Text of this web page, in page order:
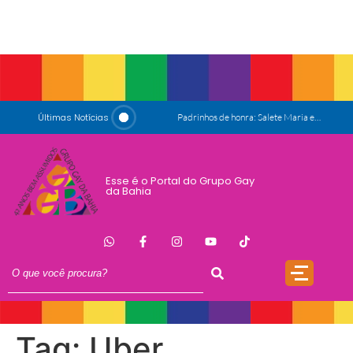
Últimas Notícias Padrinhos de honra: Salete Maria e Luiz Mott
O Antígeno do Estigma
Trincheira
Doação
Esse é o Portal do Grupo Gay
da Bahia